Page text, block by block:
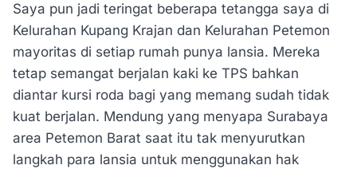
Saya pun jadi teringat beberapa tetangga saya di
Kelurahan Kupang Krajan dan Kelurahan Petemon
mayoritas di setiap rumah punya lansia. Mereka
tetap semangat berjalan kaki ke TPS bahkan
diantar kursi roda bagi yang memang sudah tidak
kuat berjalan. Mendung yang menyapa Surabaya
area Petemon Barat saat itu tak menyurutkan
langkah para lansia untuk menggunakan hak